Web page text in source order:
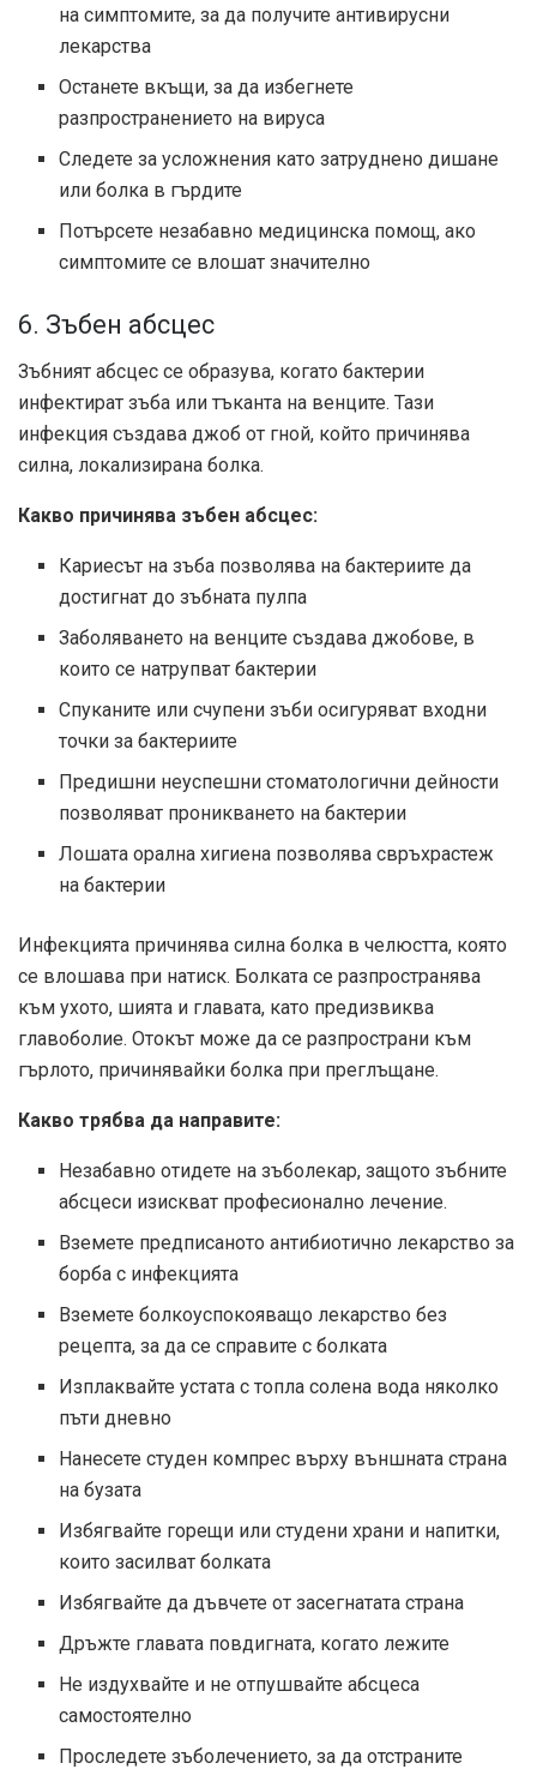
на симптомите, за да получите антивирусни
лекарства
Останете вкъщи, за да избегнете
разпространението на вируса
Следете за усложнения като затруднено дишане
или болка в гърдите
Потърсете незабавно медицинска помощ, ако
симптомите се влошат значително
6. Зъбен абсцес
Зъбният абсцес се образува, когато бактерии
инфектират зъба или тъканта на венците. Тази
инфекция създава джоб от гной, който причинява
силна, локализирана болка.
Какво причинява зъбен абсцес:
Кариесът на зъба позволява на бактериите да
достигнат до зъбната пулпа
Заболяването на венците създава джобове, в
които се натрупват бактерии
Спуканите или счупени зъби осигуряват входни
точки за бактериите
Предишни неуспешни стоматологични дейности
позволяват проникването на бактерии
Лошата орална хигиена позволява свръхрастеж
на бактерии
Инфекцията причинява силна болка в челюстта, която
се влошава при натиск. Болката се разпространява
към ухото, шията и главата, като предизвиква
главоболие. Отокът може да се разпространи към
гърлото, причинявайки болка при преглъщане.
Какво трябва да направите:
Незабавно отидете на зъболекар, защото зъбните
абсцеси изискват професионално лечение.
Вземете предписаното антибиотично лекарство за
борба с инфекцията
Вземете болкоуспокояващо лекарство без
рецепта, за да се справите с болката
Изплаквайте устата с топла солена вода няколко
пъти дневно
Нанесете студен компрес върху външната страна
на бузата
Избягвайте горещи или студени храни и напитки,
които засилват болката
Избягвайте да дъвчете от засегнатата страна
Дръжте главата повдигната, когато лежите
Не издухвайте и не отпушвайте абсцеса
самостоятелно
Проследете зъболечението, за да отстраните